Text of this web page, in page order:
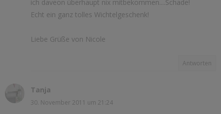
ich daveon überhaupt nix mitbekommen....Schade!
Echt ein ganz tolles Wichtelgeschenk!
Liebe Grüße von Nicole
Antworten
Tanja
30. November 2011 um 21:24